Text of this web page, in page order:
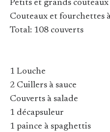
Petits et grands couteaux
Couteaux et fourchettes
Total: 108 couverts
1 Louche
2 Cuillers à sauce
Couverts à salade
1 décapsuleur
1 paince à spaghettis